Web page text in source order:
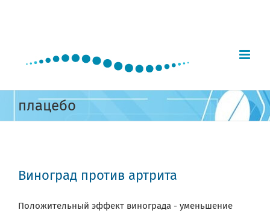
плацебо
Виноград против артрита
Положительный эффект винограда - уменьшение